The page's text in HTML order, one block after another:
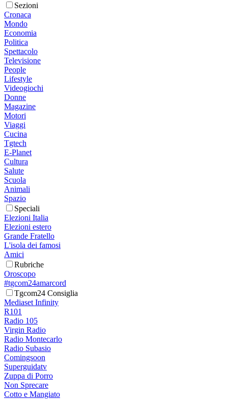
Sezioni
Cronaca
Mondo
Economia
Politica
Spettacolo
Televisione
People
Lifestyle
Videogiochi
Donne
Magazine
Motori
Viaggi
Cucina
Tgtech
E-Planet
Cultura
Salute
Scuola
Animali
Spazio
Speciali
Elezioni Italia
Elezioni estero
Grande Fratello
L'isola dei famosi
Amici
Rubriche
Oroscopo
#tgcom24amarcord
Tgcom24 Consiglia
Mediaset Infinity
R101
Radio 105
Virgin Radio
Radio Montecarlo
Radio Subasio
Comingsoon
Superguidatv
Zuppa di Porro
Non Sprecare
Cotto e Mangiato